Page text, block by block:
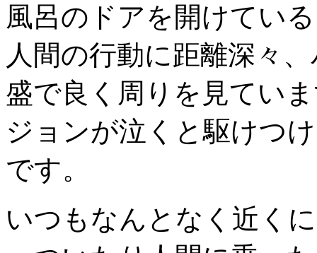
風呂のドアを開けてい
人間の行動に距離深々
盛で良く周りを見てい
ジョンが泣くと駆けつ
です。
いつもなんとなく近く